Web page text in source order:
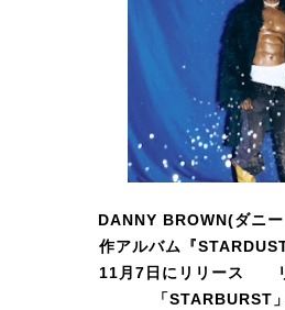
DANNY BROWN(ダニ
作アルバム『
11月7日にリリース
「STARBURST